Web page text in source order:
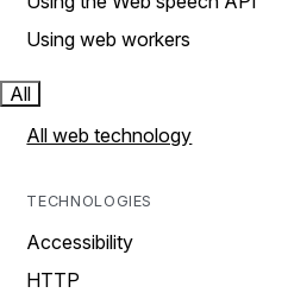
Using web workers
All
All web technology
TECHNOLOGIES
Accessibility
HTTP